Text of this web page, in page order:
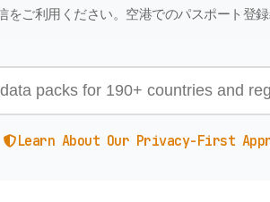
ご利用ください。空港でのパスポート登
Learn About Our Privacy-First